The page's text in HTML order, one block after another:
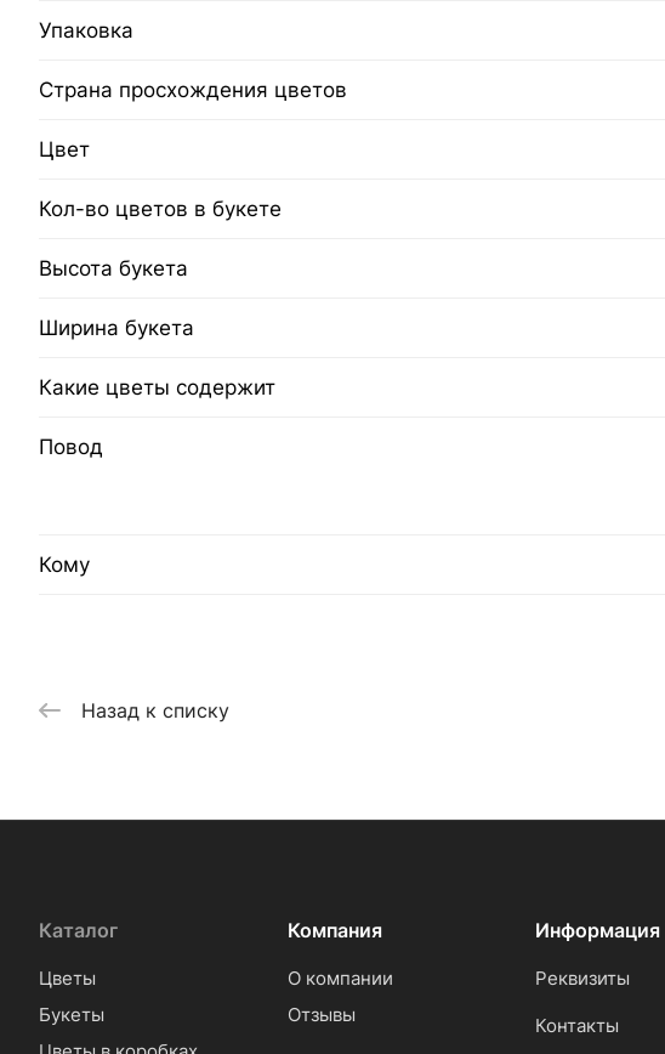
Упаковка
Страна просхождения цветов
Цвет
Кол-во цветов в букете
Высота букета
Ширина букета
Какие цветы содержит
Повод
Кому
Назад к списку
Каталог
Цветы
Букеты
Компания
О компании
Отзывы
Информация
Реквизиты
Контакты